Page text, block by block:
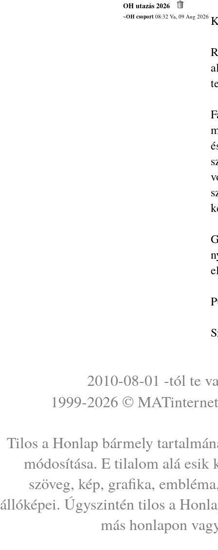
OH utazás 2026
~OH csoport08:32 Va, 09 Aug 2026
2010-08-01 -tól te
1999-2026 © MATinternet
Tilos a Honlap bármely
módosítása. E tilalom alá esik
szöveg, kép, grafika,
állóképei. Úgyszintén tilos a
más honlapon